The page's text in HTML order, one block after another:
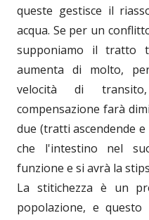
queste gestisce il
acqua. Se per un
supponiamo il tratto
aumenta di molto,
velocità di
compensazione farà
due (tratti ascendende
che l'intestino nel
funzione e si avrà la
La stitichezza è un
popolazione, e